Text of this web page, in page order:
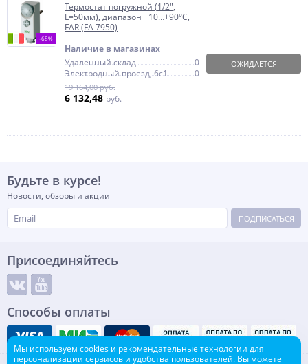
-68%
Термостат погружной (1/2",
L=50мм), диапазон +10…+90°С,
FAR (FA 7950)
Наличие в магазинах
Удаленный склад
0
Электродный проезд, 6с1
0
19 164,00 руб.
6 132,48 руб.
ОЖИДАЕТСЯ
Будьте в курсе!
Новости, обзоры и акции
ПОДПИСАТЬСЯ
Присоединяйтесь
Способы оплаты
Мы используем cookies и рекомендательные технологии для
персонализации сервисов и удобства пользователей. Вы можете